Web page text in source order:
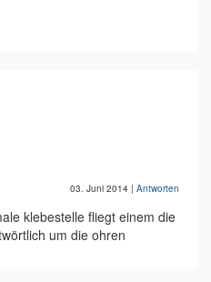
03. Juni 2014 | Antworten
klebestelle fliegt einem die
um die ohren